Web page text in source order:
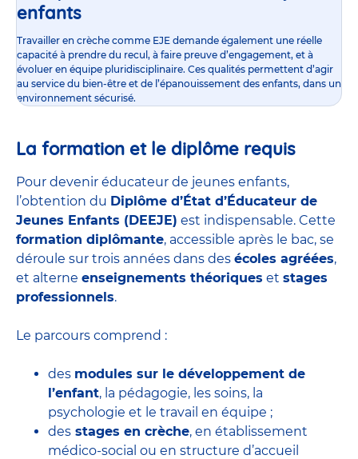
enfants
Travailler en crèche comme EJE demande également une réelle
capacité à prendre du recul, à faire preuve d’engagement, et à
évoluer en équipe pluridisciplinaire. Ces qualités permettent d’agir
au service du bien-être et de l’épanouissement des enfants, dans un
environnement sécurisé.
La formation et le diplôme requis
Pour devenir éducateur de jeunes enfants,
l’obtention du Diplôme d’État d’Éducateur de
Jeunes Enfants (DEEJE) est indispensable. Cette
formation diplômante, accessible après le bac, se
déroule sur trois années dans des écoles agréées,
et alterne enseignements théoriques et stages
professionnels.
Le parcours comprend :
des modules sur le développement de
l’enfant, la pédagogie, les soins, la
psychologie et le travail en équipe ;
des stages en crèche, en établissement
médico-social ou en structure d’accueil